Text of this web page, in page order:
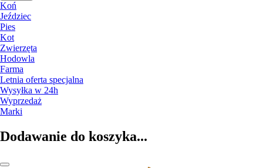
Koń
Jeździec
Pies
Kot
Zwierzęta
Hodowla
Farma
Letnia oferta specjalna
Wysyłka w 24h
Wyprzedaż
Marki
Dodawanie do koszyka...